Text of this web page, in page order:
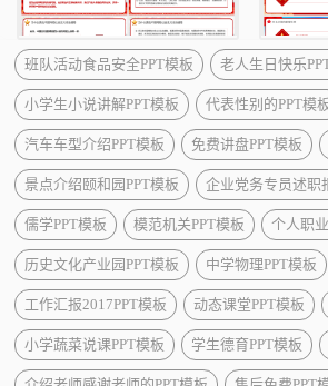
班队活动食品安全PPT模板 老人生日快乐
小学生小说讲解PPT模板 代表性别的PPT模
汽车车型介绍PPT模板 免费讲盘PPT模板
景点介绍颐和园PPT模板 企业党务专员述职
儒学PPT模板 模范机关PPT模板 个人职
历史文化产业园PPT模板 中学物理PPT模板
工作汇报2017PPT模板 动态课堂PPT模板
小学蔬菜说课PPT模板 学生德育PPT模板